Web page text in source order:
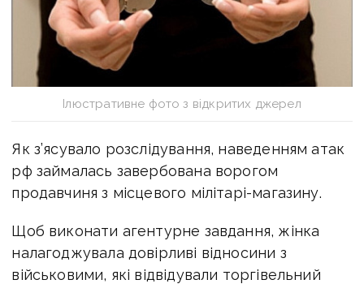
Ілюстративне фото з відкритих джерел
Як з’ясувало розслідування, наведенням атак
рф займалась завербована ворогом
продавчиня з місцевого мілітарі-магазину.
Щоб виконати агентурне завдання, жінка
налагоджувала довірливі відносини з
військовими, які відвідували торгівельний